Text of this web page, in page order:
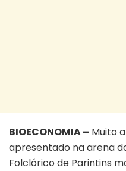
BIOECONOMIA – Muito
apresentado na arena
Folclórico de Parintins